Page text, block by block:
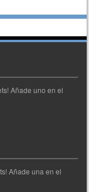
Añade uno en el
Añade una en el